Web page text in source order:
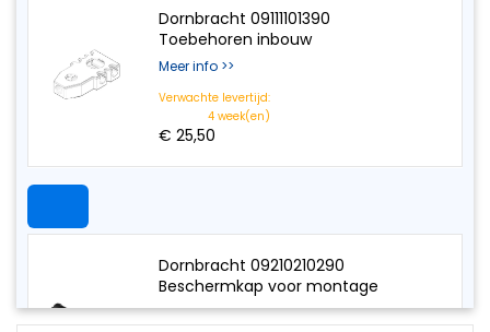
onderdelen
Hansgrohe
onderdelen
Perrin en
onderdelen
onderdelen
Jado -
Kraanonderdelen
keuzehulp
onderdelen
Siemens
Dornbracht 09111101390
Toebehoren inbouw
Meer info >>
Verwachte levertijd:
4 week(en)
€ 25,50
Dornbracht 09210210290
Beschermkap voor montage
Meer info >>